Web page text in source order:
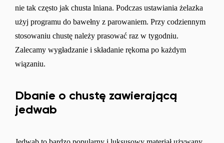
nie tak często jak chusta lniana. Podczas ustawiania żelazka
użyj programu do bawełny z parowaniem. Przy codziennym
stosowaniu chustę należy prasować raz w tygodniu.
Zalecamy wygładzanie i składanie rękoma po każdym
wiązaniu.
Dbanie o chustę zawierającą
jedwab